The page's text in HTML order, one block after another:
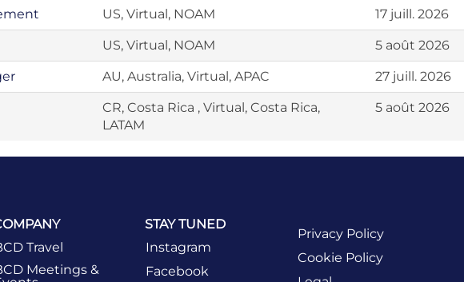
US, Virtual, NOAM 17 juill. 2026
US, Virtual, NOAM 5 août 2026
AU, Australia, Virtual, APAC 27 juill. 2026
CR, Costa Rica , Virtual, Costa Rica,
LATAM
5 août 2026
Travel
Meetings &
STAY TUNED
Instagram
Facebook
Privacy Policy
Cookie Policy